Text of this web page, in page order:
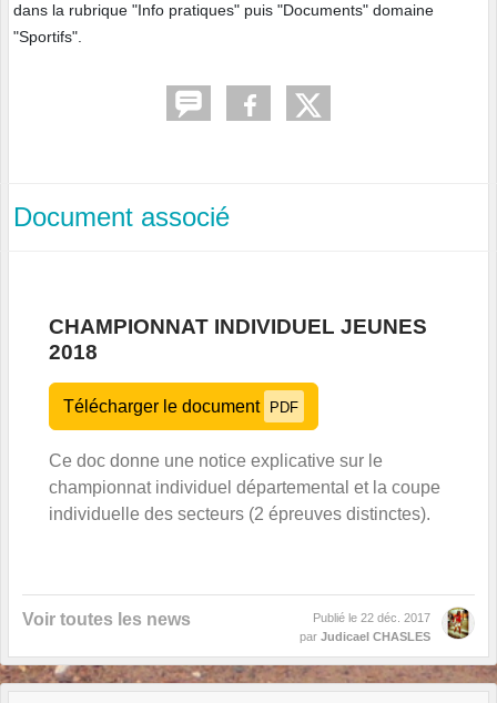
dans la rubrique "Info pratiques" puis "Documents" domaine
"Sportifs".
Document associé
CHAMPIONNAT INDIVIDUEL JEUNES
2018
Télécharger le document PDF
Ce doc donne une notice explicative sur le
championnat individuel départemental et la coupe
individuelle des secteurs (2 épreuves distinctes).
Voir toutes les news Publié le 22 déc. 2017
par Judicael CHASLES